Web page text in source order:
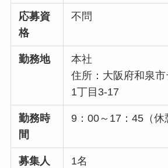
応募資
格
不問
勤務地
本社
住所：大阪府和泉
1丁目3-17
勤務時
間
9：00～17：45（休
募集人
1名